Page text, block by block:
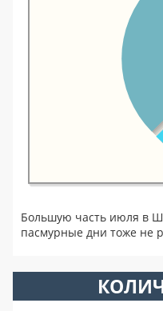
Большую часть июля в
пасмурные дни тоже не